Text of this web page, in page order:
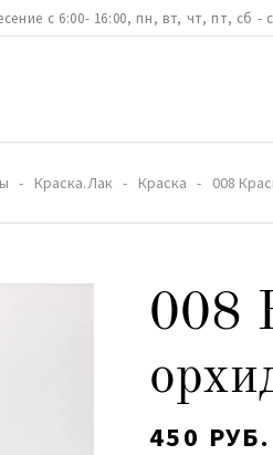
с 6:00- 16:00, пн, вт, чт, пт, сб -
Краска.Лак Краска 008
008
450 РУБ.